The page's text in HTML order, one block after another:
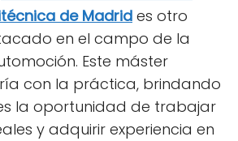
de Madrid es otro
en el campo de la
Este máster
con la práctica, brindando
la oportunidad de trabajar
y adquirir experiencia en